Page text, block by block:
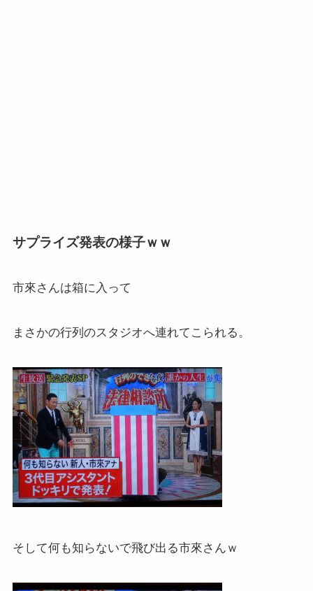
サプライズ発表の様子ｗｗ
市來さんは箱に入って
まさかの行列のスタジオへ連れてこられる。
そして何も知らないで飛び出る市來さんｗ